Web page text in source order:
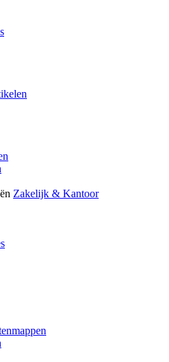
Zakelijk & Kantoor